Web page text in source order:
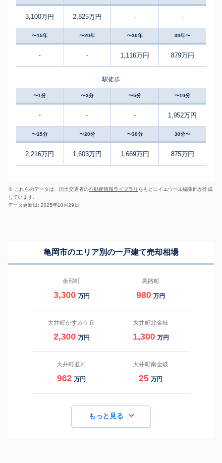
3,100万円 2,825万円 - -
〜15年 〜20年 〜30年 30年〜
- - 1,116万円 879万円
駅徒歩
〜1分 〜3分 〜5分 〜10分
- - - 1,952万円
〜15分 〜20分 〜30分 30分〜
2,216万円 1,603万円 1,669万円 875万円
※ これらのデータは、国土交通省の不動産情報ライブラリ をもとにイエウール編集部が作成
しています。
データ更新日: 2025年10月29日
亀岡市のエリア別の一戸建て売却相場
余部町
3,300 万円
馬路町
980 万円
大井町かすみケ丘
2,300 万円
大井町北金岐
1,300 万円
大井町並河
962 万円
大井町南金岐
25 万円
もっと見る